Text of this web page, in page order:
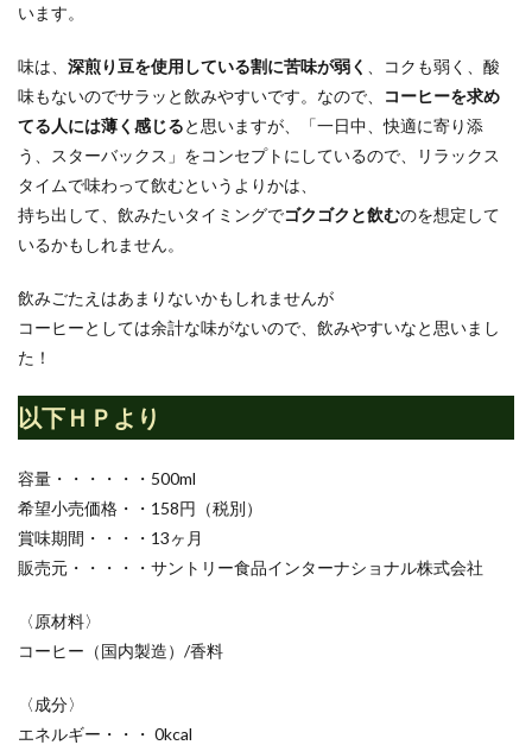
います。
味は、 深煎り豆を使用している割に苦味が弱く
、コクも弱く、酸
味もないのでサラッと飲みやすいです。なので、
コーヒーを求め
てる人には薄く感じると思いますが、「一日中、快適に寄り添
う、スターバックス」をコンセプトにしているので、リラックス
タイムで味わって飲むというよりかは、
持ち出して、飲みたいタイミングでゴクゴクと飲むのを想定して
いるかもしれません。
飲みごたえはあまりないかもしれませんが
コーヒーとしては余計な味がないので、飲みやすいなと思いまし
た！
以下ＨＰより
容量・・・・・・500ml
希望小売価格・・158円（税別）
賞味期間・・・・13ヶ月
販売元・・・・・サントリー食品インターナショナル株式会社
〈原材料〉
コーヒー（国内製造）/香料
〈成分〉
エネルギー・・・ 0kcal